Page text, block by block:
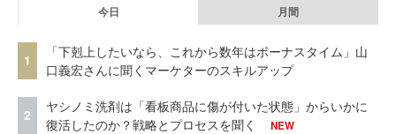
今日 月間
1
「下剋上したいなら、これから数年はボーナスタイム」山
口義宏さんに聞くマーケターのスキルアップ
2
ヤシノミ洗剤は「看板商品に傷が付いた状態」からいかに
復活したのか？戦略とプロセスを聞く
NEW